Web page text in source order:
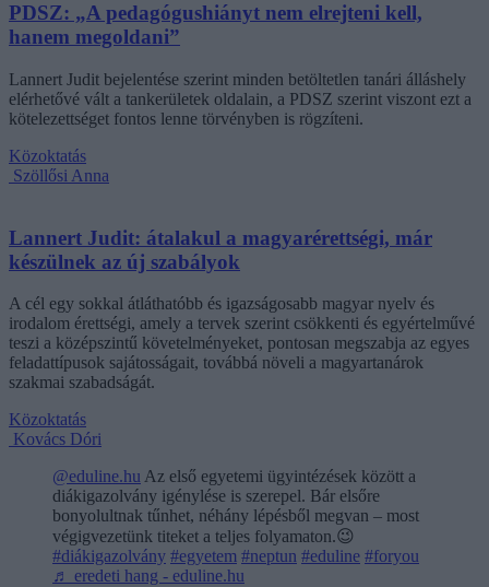
PDSZ: „A pedagógushiányt nem elrejteni kell,
hanem megoldani”
Lannert Judit bejelentése szerint minden betöltetlen tanári álláshely
elérhetővé vált a tankerületek oldalain, a PDSZ szerint viszont ezt a
kötelezettséget fontos lenne törvényben is rögzíteni.
Közoktatás
Szöllősi Anna
Lannert Judit: átalakul a magyarérettségi, már
készülnek az új szabályok
A cél egy sokkal átláthatóbb és igazságosabb magyar nyelv és
irodalom érettségi, amely a tervek szerint csökkenti és egyértelművé
teszi a középszintű követelményeket, pontosan megszabja az egyes
feladattípusok sajátosságait, továbbá növeli a magyartanárok
szakmai szabadságát.
Közoktatás
Kovács Dóri
@eduline.hu Az első egyetemi ügyintézések között a
diákigazolvány igénylése is szerepel. Bár elsőre
bonyolultnak tűnhet, néhány lépésből megvan – most
végigvezetünk titeket a teljes folyamaton.😉
#diákigazolvány #egyetem #neptun #eduline #foryou
♬ eredeti hang - eduline.hu